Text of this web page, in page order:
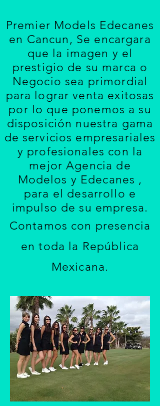
Premier Models Edecanes
en Cancun , Se encargara
que la imagen y el
prestigio de su marca o
Negocio sea primordial
para lograr venta exitosas
por lo que ponemos a su
disposición nuestra gama
de servicios empresariales
y profesionales con la
mejor Agencia de
Modelos y Edecanes ,
para el desarrollo e
impulso de su empresa.
Contamos con presencia
en toda la República
Mexicana.